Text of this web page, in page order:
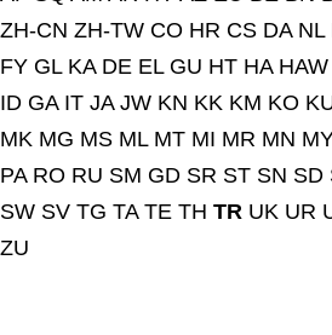
ZH-CN ZH-TW CO HR CS DA NL
FY GL KA DE EL GU HT HA HAW
ID GA IT JA JW KN KK KM KO
MK MG MS ML MT MI MR MN
PA RO RU SM GD SR ST SN SD
SW SV TG TA TE TH TR UK UR
ZU